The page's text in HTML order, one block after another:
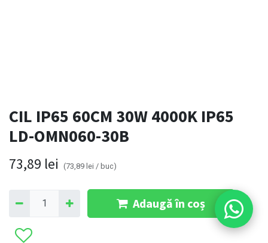
CIL IP65 60CM 30W 4000K IP65
LD-OMN060-30B
73,89 lei (73,89 lei / buc)
Adaugă în coș